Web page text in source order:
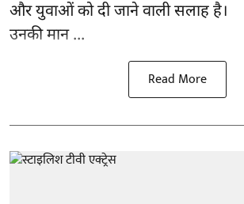
और युवाओं को दी जाने वाली सलाह है।
उनकी मान ...
Read More